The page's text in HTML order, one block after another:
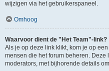
wijzigen via het gebruikerspaneel.
Omhoog
Waarvoor dient de "Het Team"-link?
Als je op deze link klikt, kom je op
mensen die het forum beheren.
moderators, met bijhorende details